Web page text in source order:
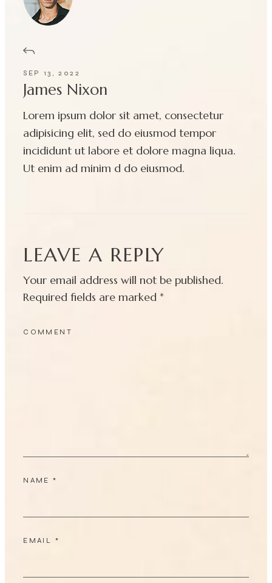
SEP 13, 2022
James Nixon
Lorem ipsum dolor sit amet, consectetur
adipisicing elit, sed do eiusmod tempor
incididunt ut labore et dolore magna liqua.
Ut enim ad minim d do eiusmod.
LEAVE A REPLY
Your email address will not be published.
Required fields are marked *
COMMENT
NAME*
EMAIL *